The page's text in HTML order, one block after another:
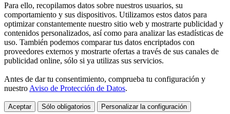
Para ello, recopilamos datos sobre nuestros usuarios, su
comportamiento y sus dispositivos. Utilizamos estos datos para
optimizar constantemente nuestro sitio web y mostrarte publicidad y
contenidos personalizados, así como para analizar las estadísticas de
uso. También podemos comparar tus datos encriptados con
proveedores externos y mostrarte ofertas a través de sus canales de
publicidad online, sólo si ya utilizas sus servicios.
Antes de dar tu consentimiento, comprueba tu configuración y
nuestro Aviso de Protección de Datos.
Aceptar Sólo obligatorios Personalizar la configuración